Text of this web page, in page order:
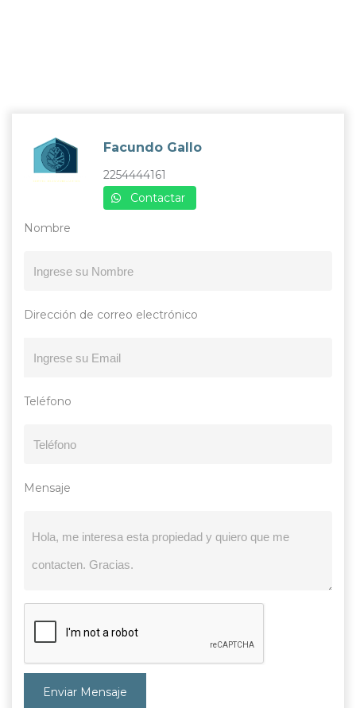
Facundo Gallo
2254444161
Contactar
Nombre
Dirección de correo electrónico
Teléfono
Mensaje
Enviar Mensaje